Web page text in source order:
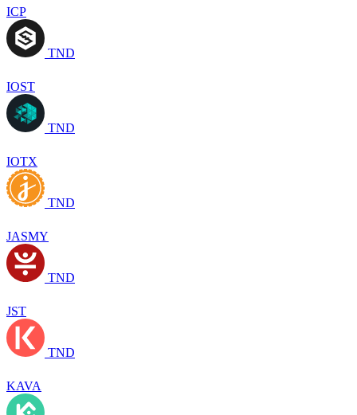
ICP
TND
IOST
TND
IOTX
TND
JASMY
TND
JST
TND
KAVA